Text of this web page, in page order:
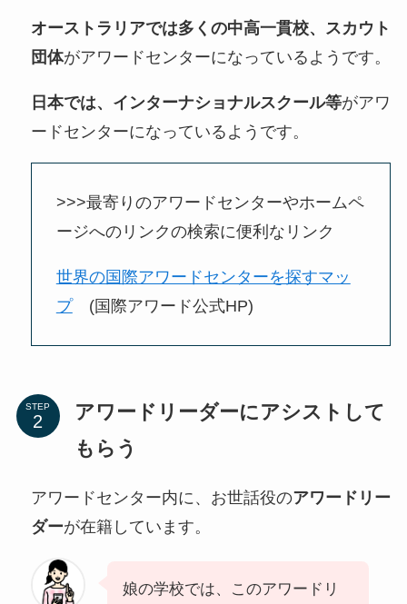
オーストラリアでは多くの中高一貫校、スカウト
団体がアワードセンターになっているようです。
日本では、インターナショナルスクール等がアワ
ードセンターになっているようです。
>>>最寄りのアワードセンターやホームペ
ージへのリンクの検索に便利なリンク
世界の国際アワードセンターを探すマッ
プ(国際アワード公式HP)
STEP
アワードリーダーにアシストして
もらう
アワードセンター内に、お世話役のアワードリー
ダーが在籍しています。
娘の学校では、このアワードリ